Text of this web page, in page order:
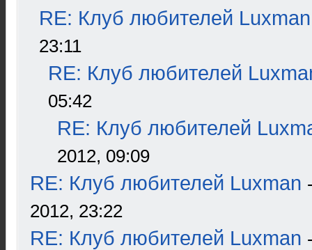
RE: Клуб любителей Luxman
23:11
RE: Клуб любителей
05:42
RE: Клуб любителей
2012, 09:09
RE: Клуб любителей Luxman
2012, 23:22
RE: Клуб любителей Luxman